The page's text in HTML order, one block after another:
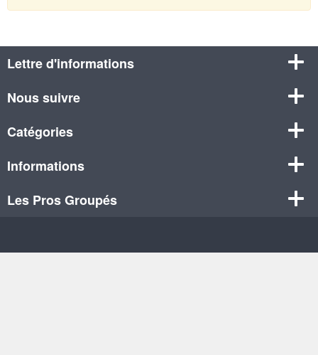
Lettre d'informations
Nous suivre
Catégories
Informations
Les Pros Groupés